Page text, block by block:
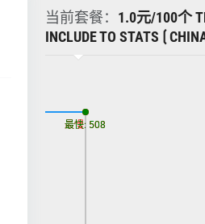
当前套餐： 1.0元/100个
INCLUDE TO STATS ⟮
最慢: 508
最快: 508